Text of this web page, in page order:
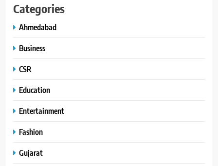
Categories
Ahmedabad
Business
CSR
Education
Entertainment
Fashion
Gujarat